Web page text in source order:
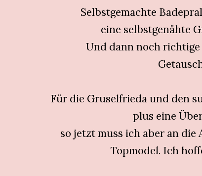
Selbstgemachte
eine selbstgenähte
Und dann noch richtige
Für die Gruselfrieda und den
plus eine
so jetzt muss ich aber an
Topmodel. Ich